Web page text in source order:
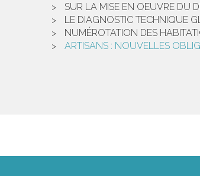
SUR LA MISE EN OEUVRE DU
LE DIAGNOSTIC TECHNIQUE
NUMÉROTATION DES
ARTISANS : NOUVELLES